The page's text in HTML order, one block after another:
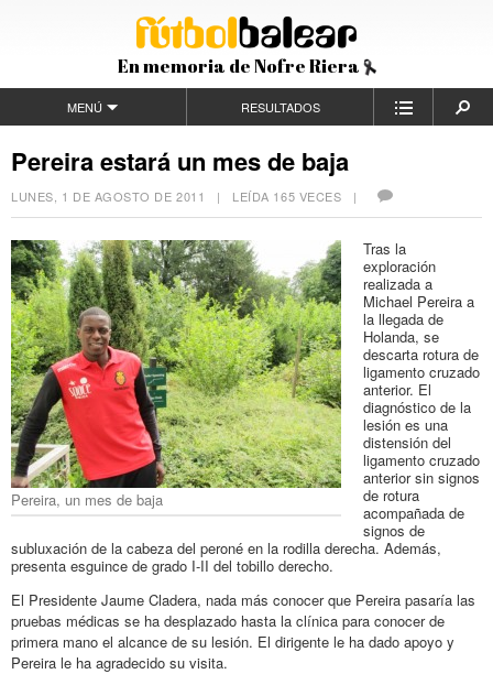
En memoria de Nofre Riera
MENÚ RESULTADOS
Pereira estará un mes de baja
LUNES, 1 DE AGOSTO DE 2011 | LEÍDA 165 VECES |
Pereira, un mes de baja
Tras la
exploración
realizada a
Michael Pereira a
la llegada de
Holanda, se
descarta rotura de
ligamento cruzado
anterior. El
diagnóstico de la
lesión es una
distensión del
ligamento cruzado
anterior sin signos
de rotura
acompañada de
signos de
subluxación de la cabeza del peroné en la rodilla derecha. Además,
presenta esguince de grado I-II del tobillo derecho.
El Presidente Jaume Cladera, nada más conocer que Pereira pasaría las
pruebas médicas se ha desplazado hasta la clínica para conocer de
primera mano el alcance de su lesión. El dirigente le ha dado apoyo y
Pereira le ha agradecido su visita.